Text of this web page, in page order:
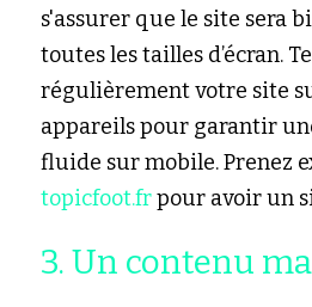
s'assurer que le site sera
toutes les tailles d’écran.
régulièrement votre site
appareils pour garantir
topicfoot.fr pour avoir un
3. Un contenu